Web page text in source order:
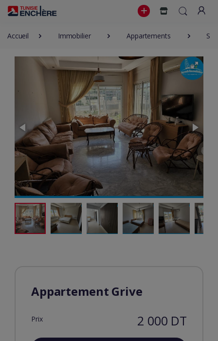
Accueil Immobilier Appartements S+3
Appartement Grive
Prix 2 000 DT